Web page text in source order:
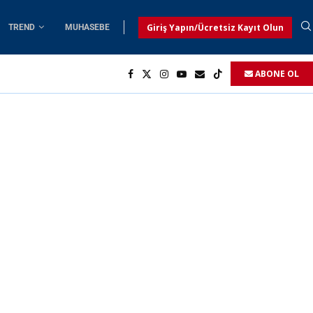
TREND MUHASEBE Giriş Yapın/Ücretsiz Kayıt Olun
ABONE OL